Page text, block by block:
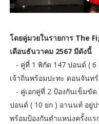
โดยคู่มวยในรายการ The
เดือนธันวาคม 2567 มีดังนี้
- คู่ที่ 1 พิกัด 147 ปอนด์ ( 6
เจ้าถิ่นพร้อมปะทะ ดอนจันท
- คู่เอกคู่ที่ 2 ป้องกันเข็มขัด
ปอนด์ ( 10 ยก ) อานนท์ อยู่
พร้อมป้องกันตำแหน่งครั้งแ